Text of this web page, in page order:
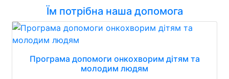
Їм потрібна наша допомога
Програма допомоги онкохворим дітям та
молодим людям